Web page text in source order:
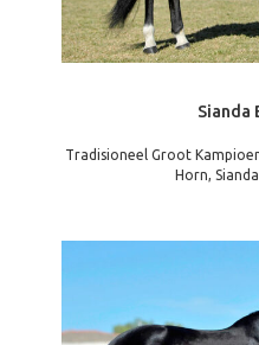
Sianda
Tradisioneel Groot
Horn,